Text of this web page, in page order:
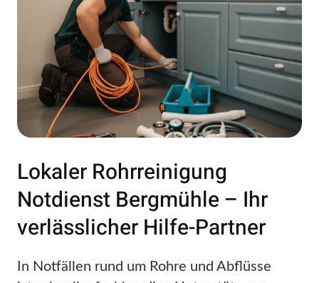
Lokaler Rohrreinigung
Notdienst Bergmühle – Ihr
verlässlicher Hilfe-Partner
In Notfällen rund um Rohre und Abflüsse